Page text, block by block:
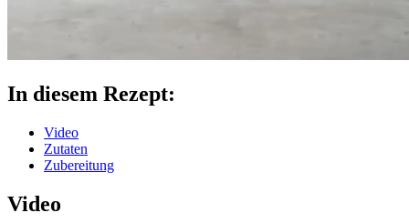
In diesem Rezept:
Video
Zutaten
Zubereitung
Video